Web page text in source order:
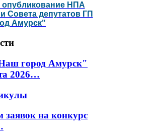
НПА
Совета депутатов ГП
Амурск"
город Амурск"
2026…
заявок на конкурс